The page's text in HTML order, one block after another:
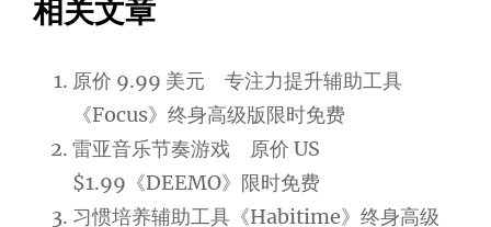
相关文章
原价 9.99 美元 专注力提升辅助工具
《Focus》终身高级版限时免费
雷亚音乐节奏游戏 原价 US
$1.99《DEEMO》限时免费
习惯培养辅助工具《Habitime》终身高级